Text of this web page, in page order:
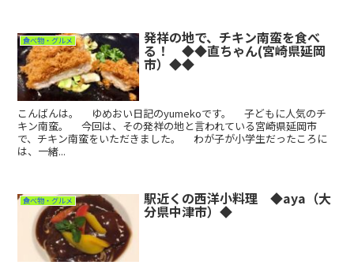
食べ物・グルメ 発祥の地で、チキン南蛮を食べ
る！ ◆◆直ちゃん(宮崎県延岡
市）◆◆
こんばんは。 ゆめおい日記のyumekoです。 子どもに人気のチ
キン南蛮。 今回は、その発祥の地と言われている宮崎県延岡市
で、チキン南蛮をいただきました。 わが子が小学生だったころに
は、一緒...
食べ物・グルメ 駅近くの西洋小料理 ◆aya（大
分県中津市）◆